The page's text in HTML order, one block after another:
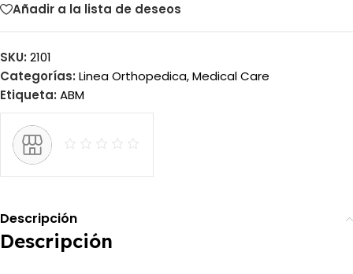
Añadir a la lista de deseos
SKU: 2101
Categorías: Linea Orthopedica,Medical Care
Etiqueta: ABM
Descripción
Descripción